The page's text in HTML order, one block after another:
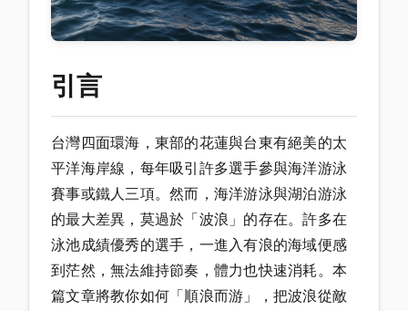
引言
台灣四面環海，東部的花蓮與台東有絕美的太
平洋海岸線，每年吸引許多選手參與海洋游泳
賽事或鐵人三項。然而，海洋游泳與湖泊游泳
的最大差異，莫過於「波浪」的存在。許多在
泳池成績優秀的選手，一進入有浪的海域便感
到茫然，無法維持節奏，體力也快速消耗。本
篇文章將教你如何「順浪而游」，把波浪從敵